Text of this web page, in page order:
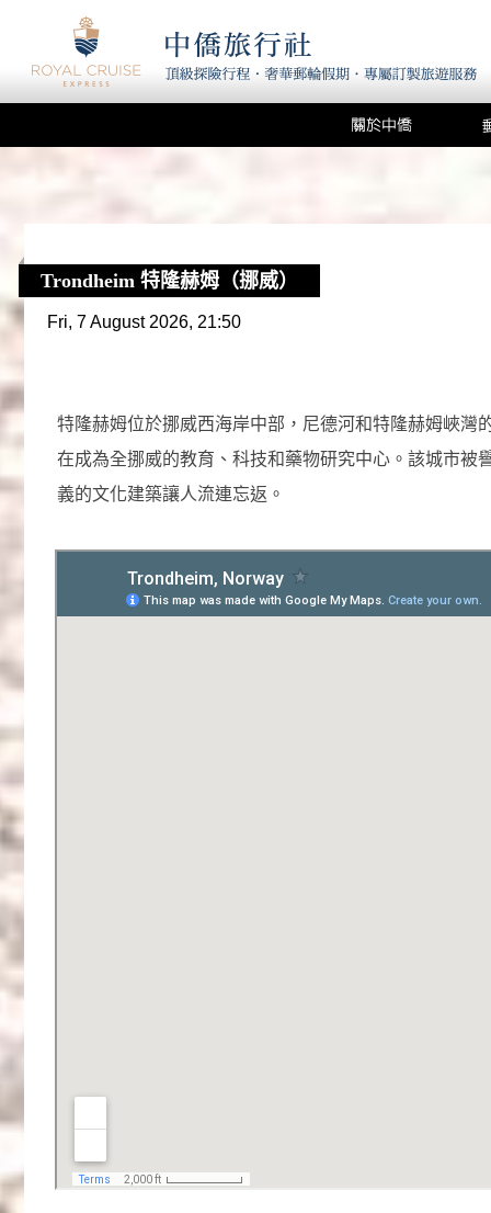
Trondheim 特隆赫姆（挪威）
特隆赫姆位於挪威西海岸中部，尼德河和特隆赫姆峽灣
在成為全挪威的教育、科技和藥物研究中心。該城市被
義的文化建築讓人流連忘返。